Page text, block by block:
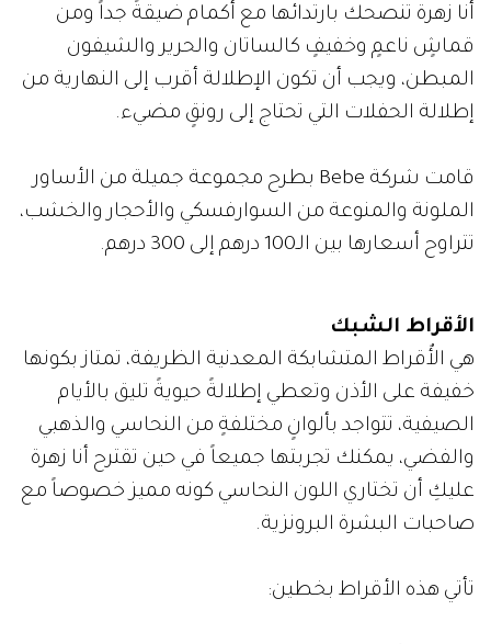
أنا زهرة تنصحك بارتدائها مع أكمام ضيقةً جداً ومن
قماشٍ ناعمٍ وخفيفٍ كالساتان والحرير والشيفون
المبطن، ويجب أن تكون الإطلالة أقرب إلى النهارية من
إطلالة الحفلات التي تحتاج إلى رونقٍ مضيء.
قامت شركة Bebe بطرح مجموعة جميلة من الأساور
الملونة والمنوعة من السوارفسكي والأحجار والخشب،
تتراوح أسعارها بين الـ100 درهم إلى 300 درهم.
الأقراط الشبك
هي الأٌقراط المتشابكة المعدنية الظريفة، تمتاز بكونها
خفيفة على الأذن وتعطي إطلالةً حيويةً تليق بالأيام
الصيفية، تتواجد بألوانٍ مختلفةٍ من النحاسي والذهبي
والفضي، يمكنك تجربتها جميعاً في حين تقترح أنا زهرة
عليكِ أن تختاري اللون النحاسي كونه مميز خصوصاً مع
صاحبات البشرة البرونزية.
تأتي هذه الأقراط بخطين: